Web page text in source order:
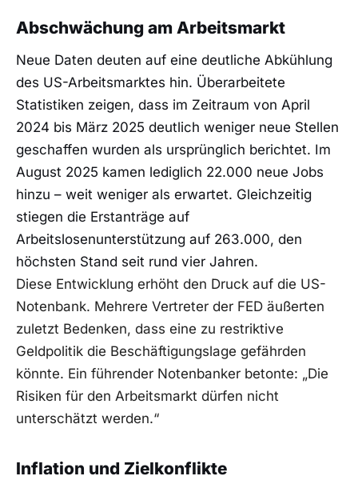
Abschwächung am Arbeitsmarkt
Neue Daten deuten auf eine deutliche Abkühlung
des US-Arbeitsmarktes hin. Überarbeitete
Statistiken zeigen, dass im Zeitraum von April
2024 bis März 2025 deutlich weniger neue Stellen
geschaffen wurden als ursprünglich berichtet. Im
August 2025 kamen lediglich 22.000 neue Jobs
hinzu – weit weniger als erwartet. Gleichzeitig
stiegen die Erstanträge auf
Arbeitslosenunterstützung auf 263.000, den
höchsten Stand seit rund vier Jahren.
Diese Entwicklung erhöht den Druck auf die US-
Notenbank. Mehrere Vertreter der FED äußerten
zuletzt Bedenken, dass eine zu restriktive
Geldpolitik die Beschäftigungslage gefährden
könnte. Ein führender Notenbanker betonte: „Die
Risiken für den Arbeitsmarkt dürfen nicht
unterschätzt werden.“
Inflation und Zielkonflikte